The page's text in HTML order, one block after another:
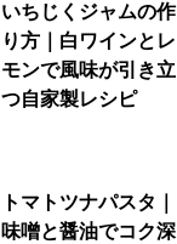
いちじくジャムの作
り方｜白ワインとレ
モンで風味が引き立
つ自家製レシピ
トマトツナパスタ｜
味噌と醤油でコク深